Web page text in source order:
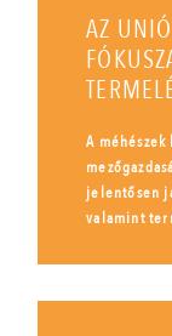
AZ
A
jelentősen
valamint